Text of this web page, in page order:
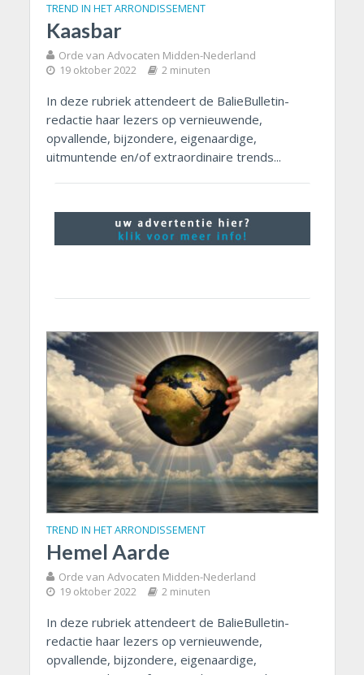
TREND IN HET ARRONDISSEMENT
Kaasbar
Orde van Advocaten Midden-Nederland
19 oktober 2022 2 minuten
In deze rubriek attendeert de BalieBulletin-
redactie haar lezers op vernieuwende,
opvallende, bijzondere, eigenaardige,
uitmuntende en/of extraordinaire trends...
TREND IN HET ARRONDISSEMENT
Hemel Aarde
Orde van Advocaten Midden-Nederland
19 oktober 2022 2 minuten
In deze rubriek attendeert de BalieBulletin-
redactie haar lezers op vernieuwende,
opvallende, bijzondere, eigenaardige,